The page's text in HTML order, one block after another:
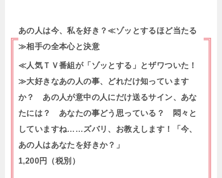
あの人は今、私を好き？≪ゾッとするほど当たる
≫相手の全本心と決意
≪人気ＴＶ番組が「ゾッとする」とザワついた！
≫大好きなあの人の事、どれだけ知っています
か？ あの人が意中の人にだけ送るサイン、あな
たには？ あなたの事どう思っている？ 悶々と
していますね……ズバリ、お教えします！「今、
あの人はあなたを好きか？」
1,200円（税別）